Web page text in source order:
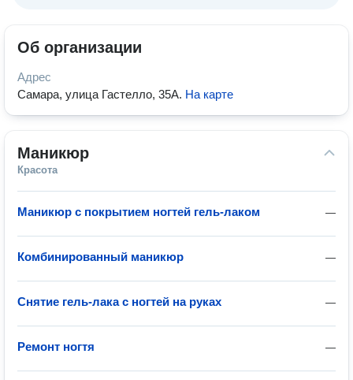
Об организации
Адрес
Самара, улица Гастелло, 35А. На карте
Маникюр
Красота
—
Маникюр с покрытием ногтей гель-лаком
—
Комбинированный маникюр
—
Снятие гель-лака с ногтей на руках
—
Ремонт ногтя